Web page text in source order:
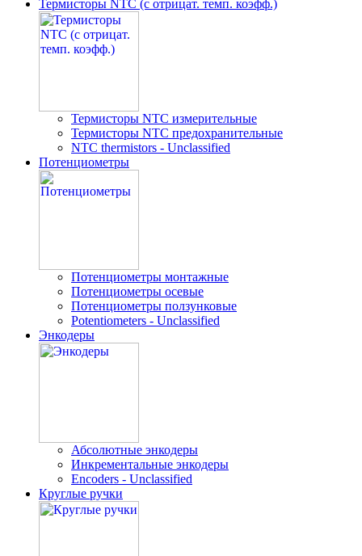
Термисторы NTC (с отрицат. темп. коэфф.)
Термисторы NTC измерительные
Термисторы NTC предохранительные
NTC thermistors - Unclassified
Потенциометры
Потенциометры монтажные
Потенциометры осевые
Потенциометры ползунковые
Potentiometers - Unclassified
Энкодеры
Абсолютные энкодеры
Инкрементальные энкодеры
Encoders - Unclassified
Круглые ручки